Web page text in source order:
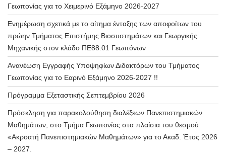
Γεωπονίας για το Χειμερινό Εξάμηνο 2026-2027
Ενημέρωση σχετικά με το αίτημα ένταξης των αποφοίτων του
πρώην Τμήματος Επιστήμης Βιοσυστημάτων και Γεωργικής
Μηχανικής στον κλάδο ΠΕ88.01 Γεωπόνων
Ανανέωση Εγγραφής Υποψηφίων Διδακτόρων του Τμήματος
Γεωπονίας για το Εαρινό Εξάμηνο 2026-2027 !!
Πρόγραμμα Εξεταστικής Σεπτεμβρίου 2026
Πρόσκληση για παρακολούθηση διαλέξεων Πανεπιστημιακών
Μαθημάτων, στο Τμήμα Γεωπονίας στα πλαίσια του θεσμού
«Ακροατή Πανεπιστημιακών Μαθημάτων» για το Ακαδ. Έτος 2026
– 2027.